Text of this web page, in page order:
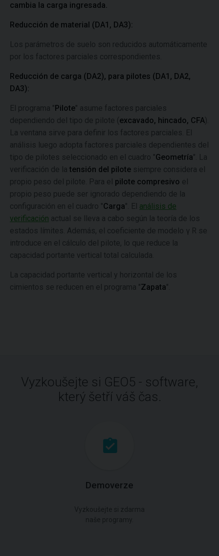
cambia la carga ingresada.
Reducción de material (DA1, DA3):
Los parámetros de suelo son reducidos automáticamente
por los factores parciales correspondientes.
Reducción de carga (DA2), para pilotes (DA1, DA2,
DA3):
El programa "Pilote" asume factores parciales
dependiendo del tipo de pilote ( excavado, hincado, CFA).
La ventana sirve para definir los factores parciales. El
análisis luego adopta factores parciales dependientes del
tipo de pilotes seleccionado en el cuadro "Geometría". La
verificación de la tensión del pilote siempre considera el
propio peso del pilote. Para el pilote compresivo el
propio peso puede ser ignorado dependiendo de la
configuración en el cuadro "Carga". El análisis de
verificación actual se lleva a cabo según la teoría de los
estados límites. Además, el coeficiente de modelo γ R se
introduce en el cálculo del pilote, lo que reduce la
capacidad portante vertical total calculada.
La capacidad portante vertical y horizontal de los
cimientos se reducen en el programa "Zapata".
Vyzkoušejte si GEO5 - software,
který šetří váš čas.
Demoverze